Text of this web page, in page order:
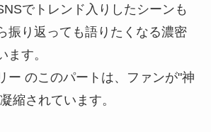
でトレンド入りしたシーンも
振り返っても語りたくなる濃密
ます。
ー のこのパートは、ファンが"神
縮されています。